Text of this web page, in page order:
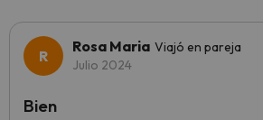
Rosa Maria Viajó en pareja
Julio 2024
Bien